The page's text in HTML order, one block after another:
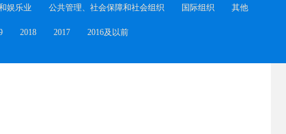
娱乐业 公共管理、社会保障和社会组织 国际组织 其他
2018 2017 2016及以前